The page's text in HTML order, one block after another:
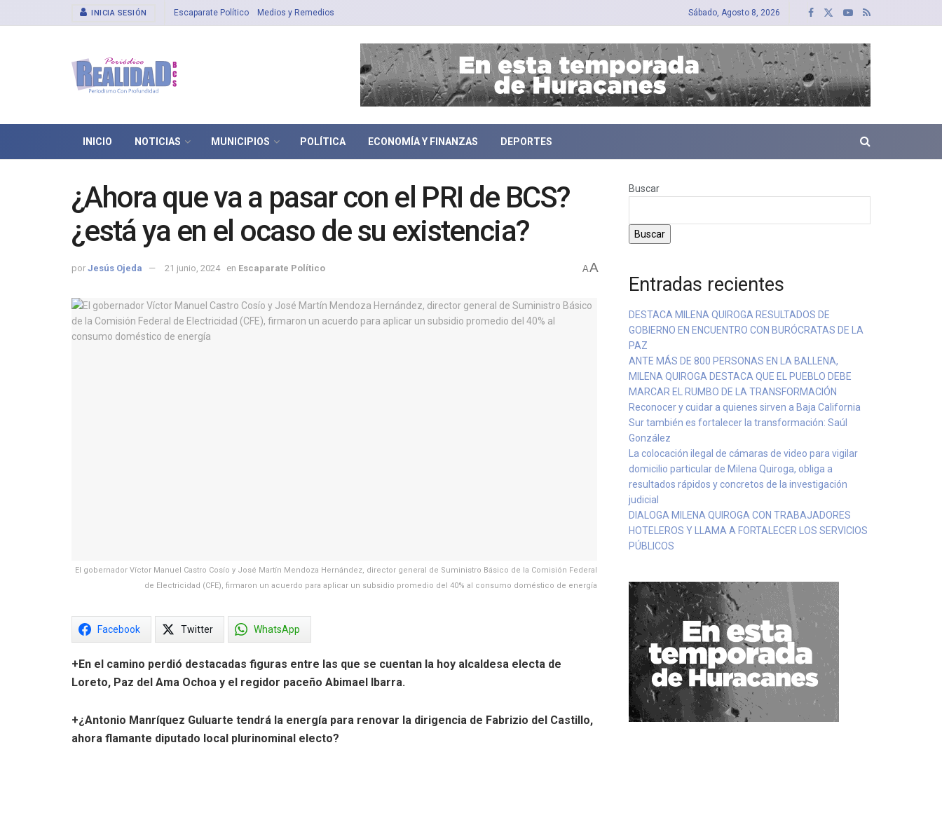
INICIA SESIÓN Escaparate Político Medios y Remedios Sábado, Agosto 8, 2026
INICIO NOTICIAS MUNICIPIOS POLÍTICA ECONOMÍA Y FINANZAS DEPORTES
¿Ahora que va a pasar con el PRI de BCS?
¿está ya en el ocaso de su existencia?
por Jesús Ojeda 21 junio, 2024 en Escaparate Político AA
El gobernador Víctor Manuel Castro Cosío y José Martín Mendoza Hernández, director general de Suministro Básico de la Comisión Federal
de Electricidad (CFE), firmaron un acuerdo para aplicar un subsidio promedio del 40% al consumo doméstico de energía
Facebook Twitter WhatsApp
+En el camino perdió destacadas figuras entre las que se cuentan la hoy alcaldesa electa de
Loreto, Paz del Ama Ochoa y el regidor paceño Abimael Ibarra.
+¿Antonio Manríquez Guluarte tendrá la energía para renovar la dirigencia de Fabrizio del Castillo,
ahora flamante diputado local plurinominal electo?
Buscar
Buscar
Entradas recientes
DESTACA MILENA QUIROGA RESULTADOS DE
GOBIERNO EN ENCUENTRO CON BURÓCRATAS DE LA
PAZ
ANTE MÁS DE 800 PERSONAS EN LA BALLENA,
MILENA QUIROGA DESTACA QUE EL PUEBLO DEBE
MARCAR EL RUMBO DE LA TRANSFORMACIÓN
Reconocer y cuidar a quienes sirven a Baja California
Sur también es fortalecer la transformación: Saúl
González
La colocación ilegal de cámaras de video para vigilar
domicilio particular de Milena Quiroga, obliga a
resultados rápidos y concretos de la investigación
judicial
DIALOGA MILENA QUIROGA CON TRABAJADORES
HOTELEROS Y LLAMA A FORTALECER LOS SERVICIOS
PÚBLICOS